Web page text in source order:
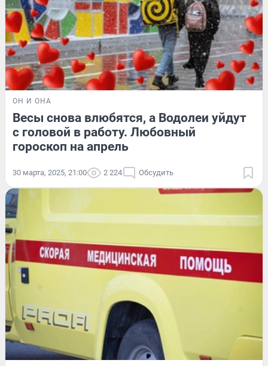
ОН И ОНА
Весы снова влюбятся, а Водолеи уйдут
с головой в работу. Любовный
гороскоп на апрель
30 марта, 2025, 21:00 2 224 Обсудить